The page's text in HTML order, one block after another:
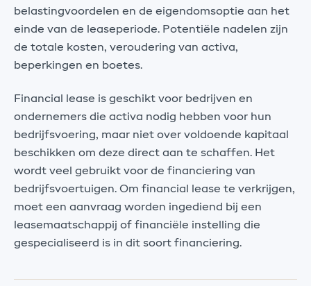
belastingvoordelen en de eigendomsoptie aan het
einde van de leaseperiode. Potentiële nadelen zijn
de totale kosten, veroudering van activa,
beperkingen en boetes.
Financial lease is geschikt voor bedrijven en
ondernemers die activa nodig hebben voor hun
bedrijfsvoering, maar niet over voldoende kapitaal
beschikken om deze direct aan te schaffen. Het
wordt veel gebruikt voor de financiering van
bedrijfsvoertuigen. Om financial lease te verkrijgen,
moet een aanvraag worden ingediend bij een
leasemaatschappij of financiële instelling die
gespecialiseerd is in dit soort financiering.